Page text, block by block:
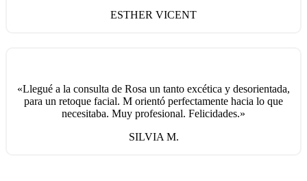
ESTHER VICENT
«Llegué a la consulta de Rosa un tanto excética y desorientada,
para un retoque facial. M orientó perfectamente hacia lo que
necesitaba. Muy profesional. Felicidades.»
SILVIA M.